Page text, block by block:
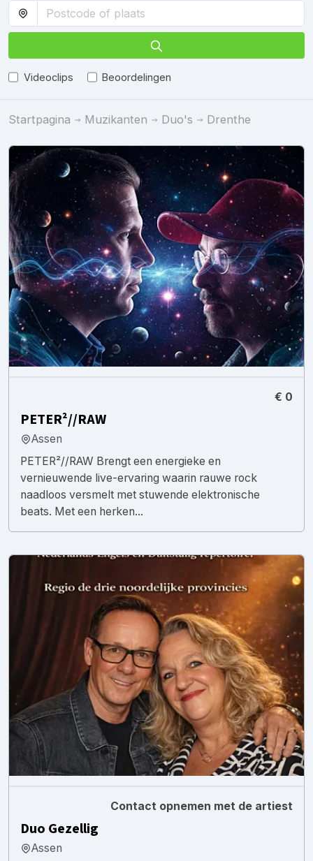
Videoclips Beoordelingen
Startpagina Muzikanten Duo's Drenthe
€ 0
PETER²//RAW
Assen
PETER²//RAW Brengt een energieke en
vernieuwende live-ervaring waarin rauwe rock
naadloos versmelt met stuwende elektronische
beats. Met een herken...
Contact opnemen met de artiest
Duo Gezellig
Assen